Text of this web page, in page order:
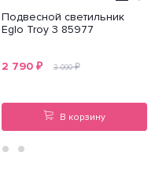
Подвесной светильник
Eglo Troy 3 85977
2 790 ₽ 3 090₽
В корзину